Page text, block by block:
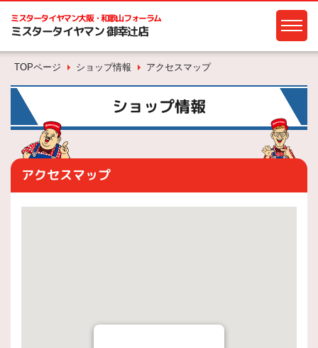
ミスタータイヤマン大阪・和歌山フォーラム
ミスタータイヤマン 御幸辻店
TOPページ ショップ情報 アクセスマップ
ショップ情報
アクセスマップ